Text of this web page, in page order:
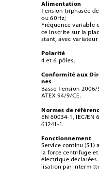
Alimentation
Tension triphasée
ou 60Hz;
Fréquence variable
ce inscrite sur la
stant, avec
Polarité
4 et 6 pôles.
Conformité aux
nes
Basse Tension 2006/
ATEX 94/9/CE.
Normes de
EN 60034-1, IEC/EN
61241-1.
Fonctionnement
Service continu (S1)
la force centrifuge
électrique
lisation par